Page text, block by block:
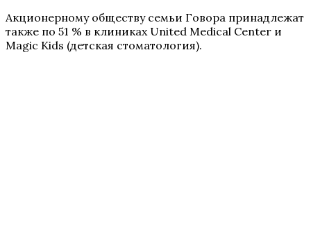
Акционерному обществу семьи Говора принадлежат
также по 51 % в клиниках United Medical Center и
Magic Kids (детская стоматология).